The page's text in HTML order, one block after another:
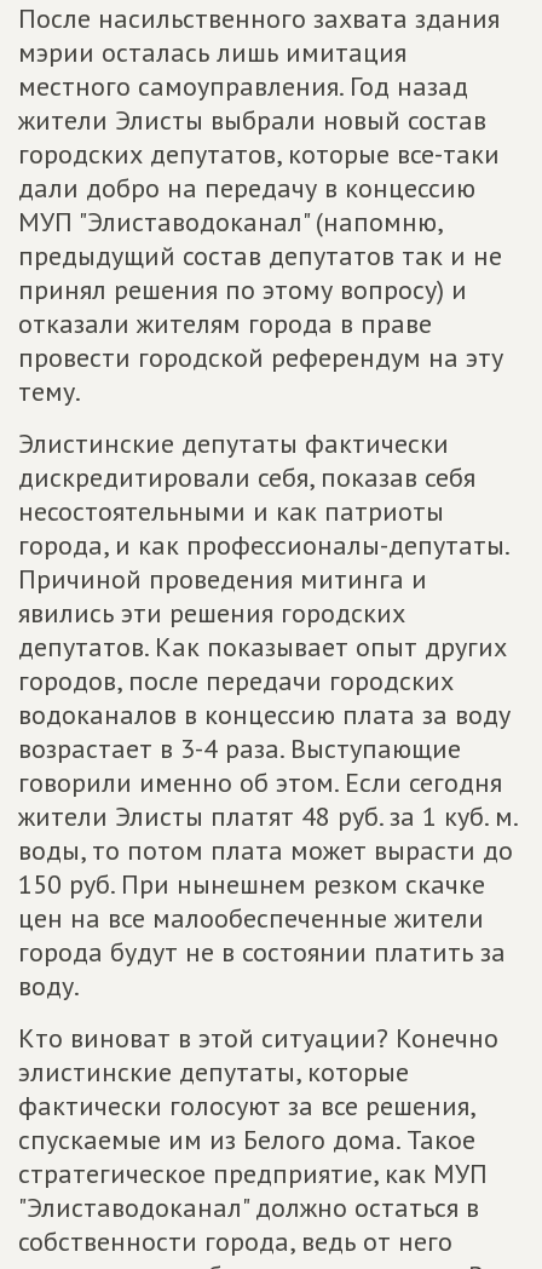
После насильственного захвата здания
мэрии осталась лишь имитация
местного самоуправления. Год назад
жители Элисты выбрали новый состав
городских депутатов, которые все-таки
дали добро на передачу в концессию
МУП "Элиставодоканал" (напомню,
предыдущий состав депутатов так и не
принял решения по этому вопросу) и
отказали жителям города в праве
провести городской референдум на эту
тему.
Элистинские депутаты фактически
дискредитировали себя, показав себя
несостоятельными и как патриоты
города, и как профессионалы-депутаты.
Причиной проведения митинга и
явились эти решения городских
депутатов. Как показывает опыт других
городов, после передачи городских
водоканалов в концессию плата за воду
возрастает в 3-4 раза. Выступающие
говорили именно об этом. Если сегодня
жители Элисты платят 48 руб. за 1 куб. м.
воды, то потом плата может вырасти до
150 руб. При нынешнем резком скачке
цен на все малообеспеченные жители
города будут не в состоянии платить за
воду.
Кто виноват в этой ситуации? Конечно
элистинские депутаты, которые
фактически голосуют за все решения,
спускаемые им из Белого дома. Такое
стратегическое предприятие, как МУП
"Элиставодоканал" должно остаться в
собственности города, ведь от него